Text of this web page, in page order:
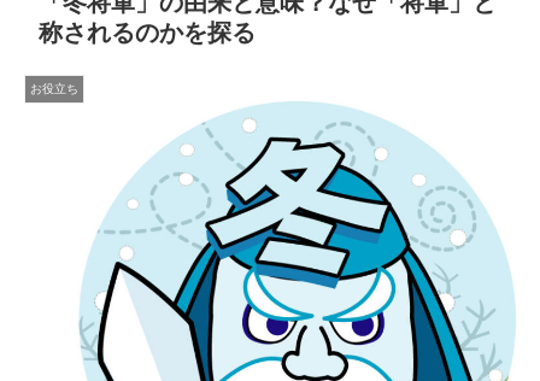
称されるのかを探る
お役立ち